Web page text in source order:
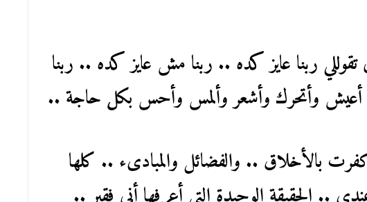
ربنا عايز كده .. ربنا مش عايز كده .. ربنا
أعيش وأتحرك وأشعر وألمس وأحس بكل حاجة ..
بالأخلاق .. والفضائل والمبادىء .. كلها